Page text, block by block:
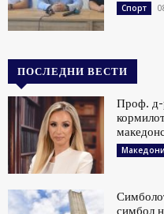
Спорт
ПОСЛЕДНИ ВЕСТИ
Проф. д-
симбол